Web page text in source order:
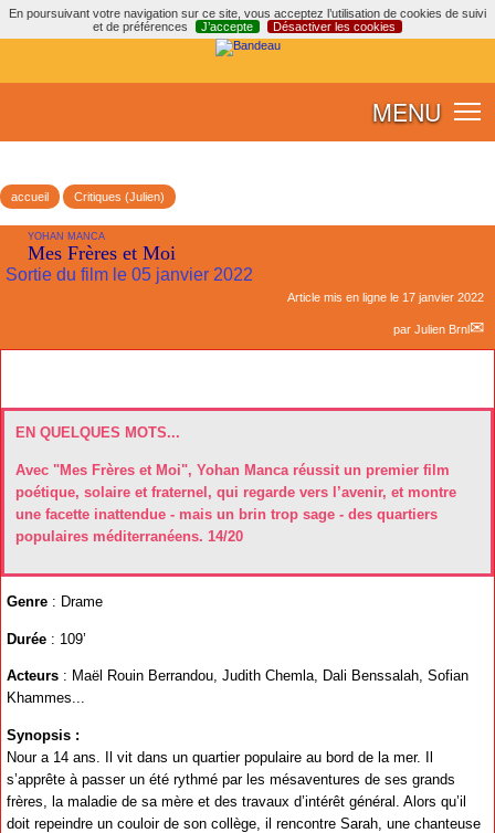
En poursuivant votre navigation sur ce site, vous acceptez l’utilisation de cookies de suivi
et de préférences
J’accepte Désactiver les cookies
MENU
accueil Critiques (Julien)
YOHAN MANCA
Mes Frères et Moi
Sortie du film le 05 janvier 2022
Article mis en ligne le 17 janvier 2022
par Julien Brnl
EN QUELQUES MOTS...
Avec "Mes Frères et Moi", Yohan Manca réussit un premier film
poétique, solaire et fraternel, qui regarde vers l’avenir, et montre
une facette inattendue - mais un brin trop sage - des quartiers
populaires méditerranéens. 14/20
Genre : Drame
Durée : 109’
Acteurs : Maël Rouin Berrandou, Judith Chemla, Dali Benssalah, Sofian
Khammes...
Synopsis :
Nour a 14 ans. Il vit dans un quartier populaire au bord de la mer. Il
s’apprête à passer un été rythmé par les mésaventures de ses grands
frères, la maladie de sa mère et des travaux d’intérêt général. Alors qu’il
doit repeindre un couloir de son collège, il rencontre Sarah, une chanteuse